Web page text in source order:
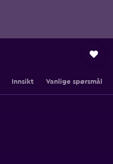
Innsikt Vanlige spørsmål